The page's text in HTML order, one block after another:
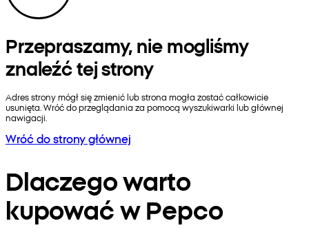
Przepraszamy, nie mogliśmy
znaleźć tej strony
Adres strony mógł się zmienić lub strona mogła zostać całkowicie
usunięta. Wróć do przeglądania za pomocą wyszukiwarki lub głównej
nawigacji.
Wróć do strony głównej
Dlaczego warto
kupować w Pepco